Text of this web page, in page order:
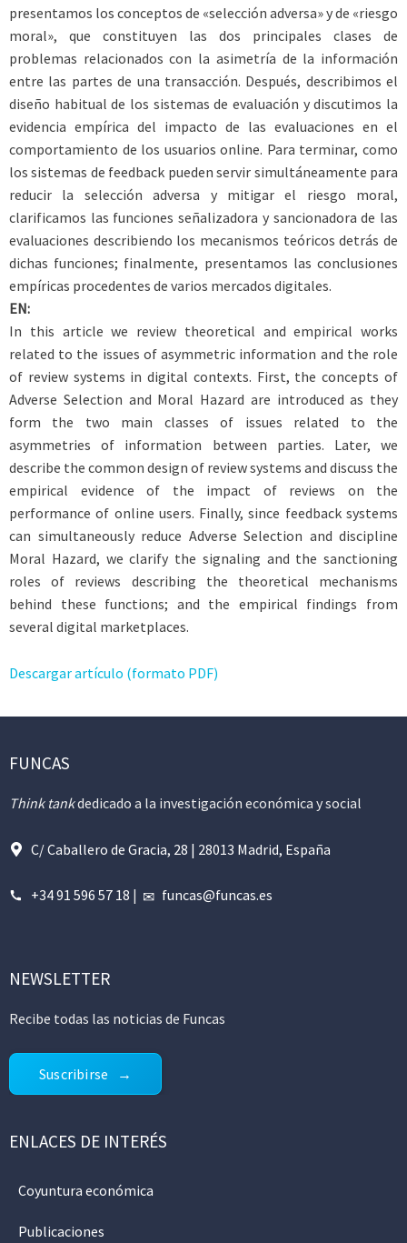
presentamos los conceptos de «selección adversa» y de «riesgo
moral», que constituyen las dos principales clases de
problemas relacionados con la asimetría de la información
entre las partes de una transacción. Después, describimos el
diseño habitual de los sistemas de evaluación y discutimos la
evidencia empírica del impacto de las evaluaciones en el
comportamiento de los usuarios online. Para terminar, como
los sistemas de feedback pueden servir simultáneamente para
reducir la selección adversa y mitigar el riesgo moral,
clarificamos las funciones señalizadora y sancionadora de las
evaluaciones describiendo los mecanismos teóricos detrás de
dichas funciones; finalmente, presentamos las conclusiones
empíricas procedentes de varios mercados digitales.
EN:
In this article we review theoretical and empirical works
related to the issues of asymmetric information and the role
of review systems in digital contexts. First, the concepts of
Adverse Selection and Moral Hazard are introduced as they
form the two main classes of issues related to the
asymmetries of information between parties. Later, we
describe the common design of review systems and discuss the
empirical evidence of the impact of reviews on the
performance of online users. Finally, since feedback systems
can simultaneously reduce Adverse Selection and discipline
Moral Hazard, we clarify the signaling and the sanctioning
roles of reviews describing the theoretical mechanisms
behind these functions; and the empirical findings from
several digital marketplaces.
Descargar artículo (formato PDF)
FUNCAS
Think tankdedicado a la investigación económica y social
C/ Caballero de Gracia, 28 | 28013 Madrid, España
+34 91 596 57 18 | funcas@funcas.es
NEWSLETTER
Recibe todas las noticias de Funcas
Suscribirse
ENLACES DE INTERÉS
Coyuntura económica
Publicaciones